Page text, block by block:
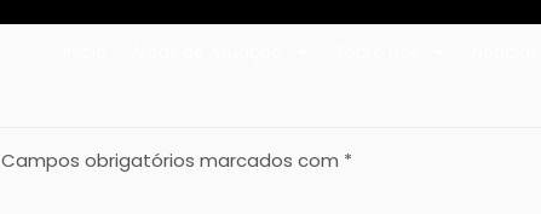
Campos obrigatórios marcados com *